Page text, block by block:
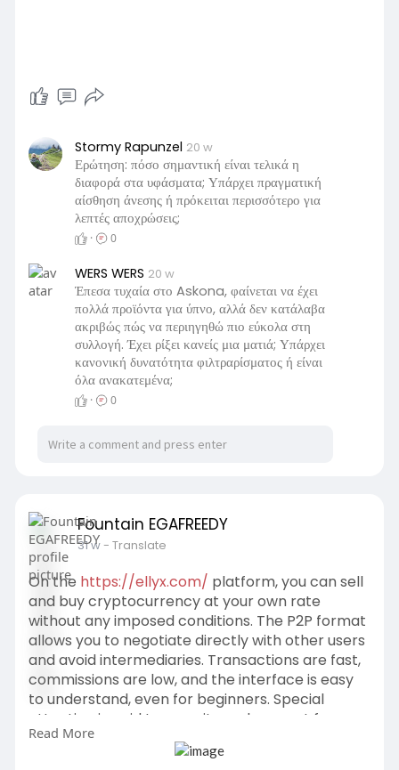
Stormy Rapunzel 20 w
Ερώτηση: πόσο σημαντική είναι τελικά η
διαφορά στα υφάσματα; Υπάρχει πραγματική
αίσθηση άνεσης ή πρόκειται περισσότερο για
λεπτές αποχρώσεις;
· 0
WERS WERS 20 w
Έπεσα τυχαία στο Askona, φαίνεται να έχει
πολλά προϊόντα για ύπνο, αλλά δεν κατάλαβα
ακριβώς πώς να περιηγηθώ πιο εύκολα στη
συλλογή. Έχει ρίξει κανείς μια ματιά; Υπάρχει
κανονική δυνατότητα φιλτραρίσματος ή είναι
όλα ανακατεμένα;
· 0
Fountain EGAFREEDY
31 w- Translate
On the https://ellyx.com/ platform, you can sell
and buy cryptocurrency at your own rate
without any imposed conditions. The P2P format
allows you to negotiate directly with other users
and avoid intermediaries. Transactions are fast,
commissions are low, and the interface is easy
to understand, even for beginners. Special
attention is paid to security and support for
local payment methods, which makes the
exchange convenient in different regions.
Read More